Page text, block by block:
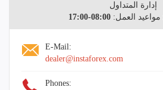
إدارة المتداول
مواعيد العمل:08:00-17:00
E-Mail:
dealer@instaforex.com
Phones: